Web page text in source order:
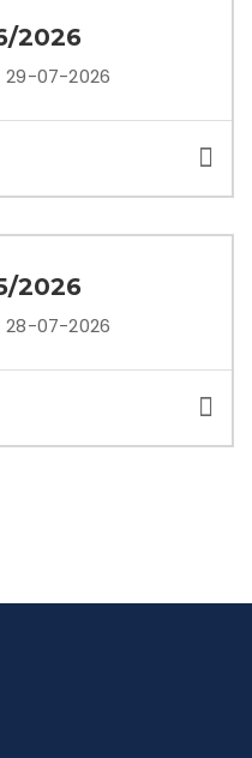
2026
07-2026
2026
07-2026